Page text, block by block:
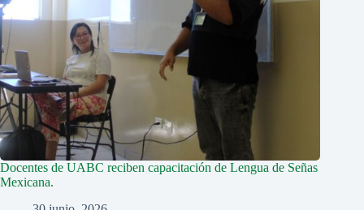
Docentes de UABC reciben capacitación de Lengua de Señas
Mexicana.